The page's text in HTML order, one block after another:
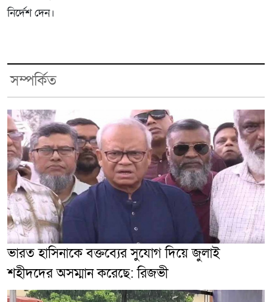
নির্দেশ দেন।
সম্পর্কিত
ভারত হাসিনাকে বক্তব্যের সুযোগ দিয়ে জুলাই
শহীদদের অসম্মান করেছে: রিজভী